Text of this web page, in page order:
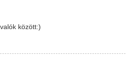
között:)